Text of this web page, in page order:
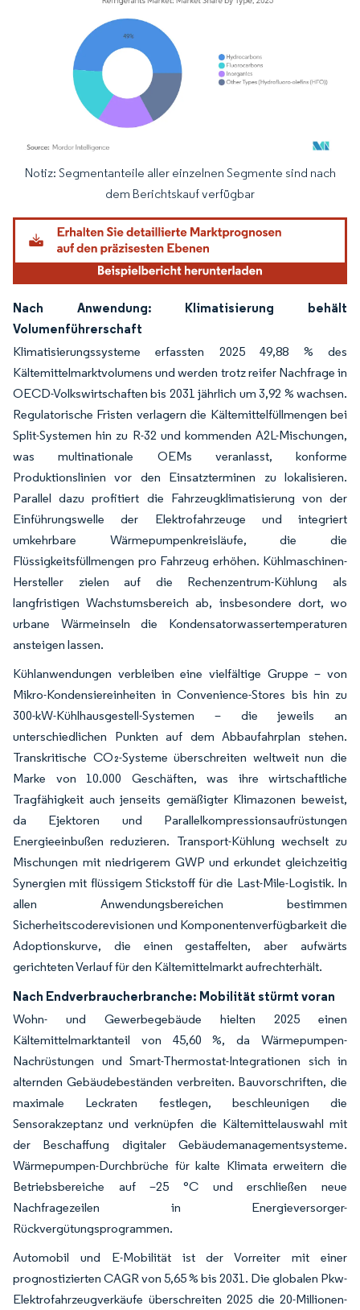
Bild © Mordor Intelligence. Wiederverwendung erfordert Namensnennung
Notiz: Segmentanteile aller einzelnen Segmente sind nach
dem Berichtskauf verfügbar
Nach Anwendung: Klimatisierung behält
Volumenführerschaft
Klimatisierungssysteme erfassten 2025 49,88 % des
Kältemittelmarktvolumens und werden trotz reifer Nachfrage in
OECD-Volkswirtschaften bis 2031 jährlich um 3,92 % wachsen.
Regulatorische Fristen verlagern die Kältemittelfüllmengen bei
Split-Systemen hin zu R-32 und kommenden A2L-Mischungen,
was multinationale OEMs veranlasst, konforme
Produktionslinien vor den Einsatzterminen zu lokalisieren.
Parallel dazu profitiert die Fahrzeugklimatisierung von der
Einführungswelle der Elektrofahrzeuge und integriert
umkehrbare Wärmepumpenkreisläufe, die die
Flüssigkeitsfüllmengen pro Fahrzeug erhöhen. Kühlmaschinen-
Hersteller zielen auf die Rechenzentrum-Kühlung als
langfristigen Wachstumsbereich ab, insbesondere dort, wo
urbane Wärmeinseln die Kondensatorwassertemperaturen
ansteigen lassen.
Kühlanwendungen verbleiben eine vielfältige Gruppe – von
Mikro-Kondensiereinheiten in Convenience-Stores bis hin zu
300-kW-Kühlhausgestell-Systemen – die jeweils an
unterschiedlichen Punkten auf dem Abbaufahrplan stehen.
Transkritische CO₂-Systeme überschreiten weltweit nun die
Marke von 10.000 Geschäften, was ihre wirtschaftliche
Tragfähigkeit auch jenseits gemäßigter Klimazonen beweist,
da Ejektoren und Parallelkompressionsaufrüstungen
Energieeinbußen reduzieren. Transport-Kühlung wechselt zu
Mischungen mit niedrigerem GWP und erkundet gleichzeitig
Synergien mit flüssigem Stickstoff für die Last-Mile-Logistik. In
allen Anwendungsbereichen bestimmen
Sicherheitscoderevisionen und Komponentenverfügbarkeit die
Adoptionskurve, die einen gestaffelten, aber aufwärts
gerichteten Verlauf für den Kältemittelmarkt aufrechterhält.
Nach Endverbraucherbranche: Mobilität stürmt voran
Wohn- und Gewerbegebäude hielten 2025 einen
Kältemittelmarktanteil von 45,60 %, da Wärmepumpen-
Nachrüstungen und Smart-Thermostat-Integrationen sich in
alternden Gebäudebeständen verbreiten. Bauvorschriften, die
maximale Leckraten festlegen, beschleunigen die
Sensorakzeptanz und verknüpfen die Kältemittelauswahl mit
der Beschaffung digitaler Gebäudemanagementsysteme.
Wärmepumpen-Durchbrüche für kalte Klimata erweitern die
Betriebsbereiche auf –25 °C und erschließen neue
Nachfragezeilen in Energieversorger-
Rückvergütungsprogrammen.
Automobil und E-Mobilität ist der Vorreiter mit einer
prognostizierten CAGR von 5,65 % bis 2031. Die globalen Pkw-
Elektrofahrzeugverkäufe überschreiten 2025 die 20-Millionen-